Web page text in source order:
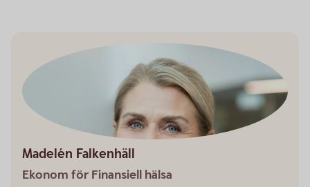
Madelén Falkenhäll
Ekonom för Finansiell hälsa